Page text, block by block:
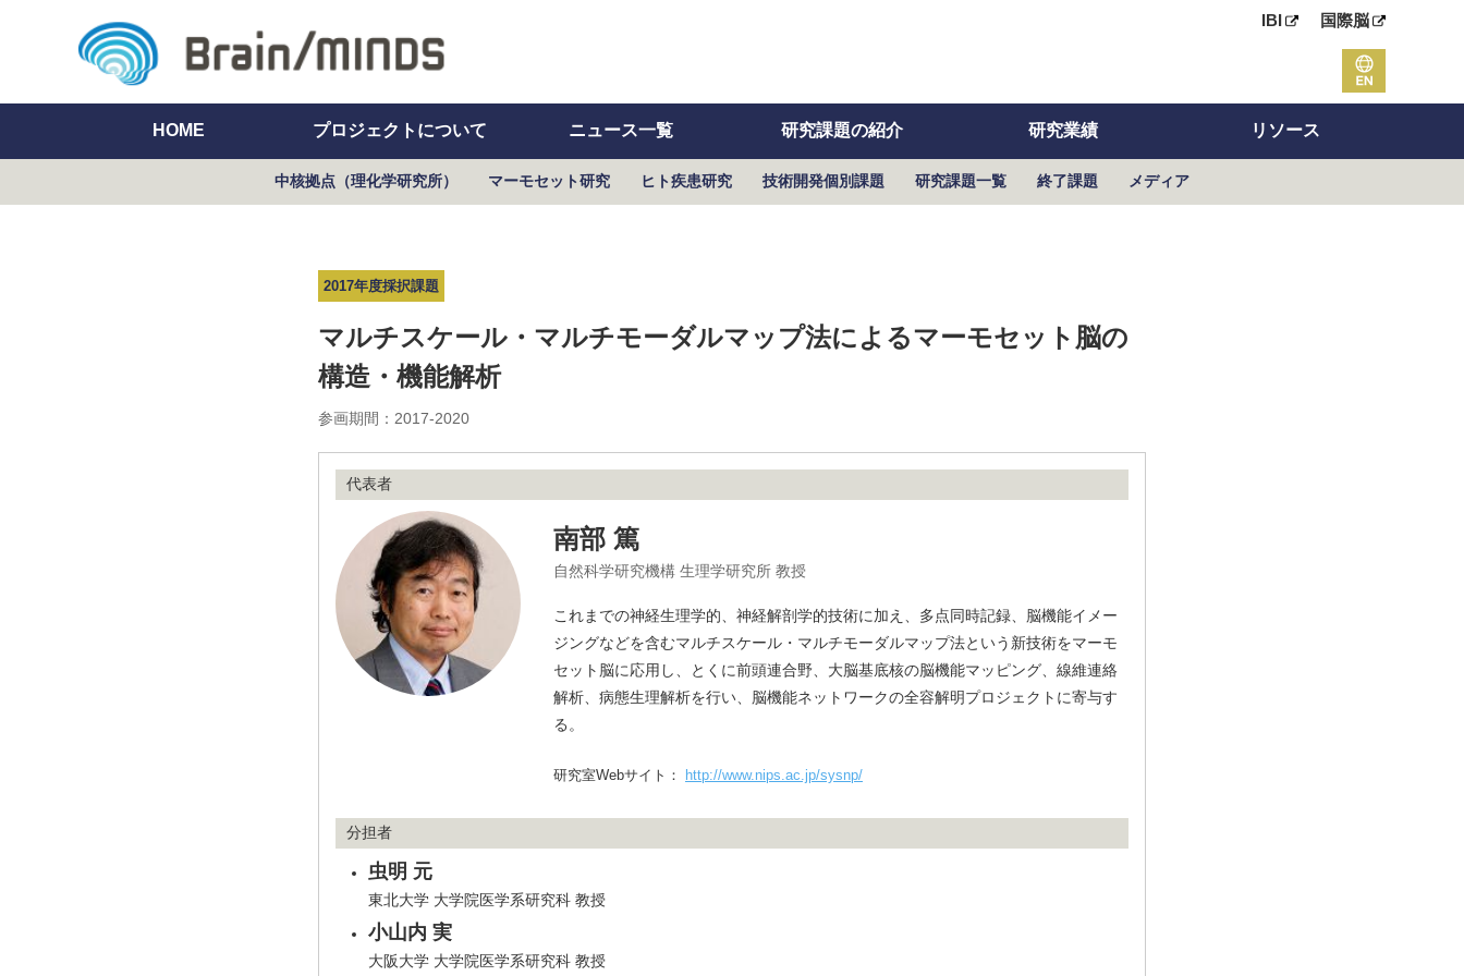
国際脳
IBI
HOME プロジェクトについて ニュース一覧 研究課題の紹介 研究業績 リソース
中核拠点（理化学研究所） マーモセット研究 ヒト疾患研究 技術開発個別課題 研究課題一覧 終了課題 メディア
2017年度採択課題
マルチスケール・マルチモーダルマップ法によるマーモセット脳の
構造・機能解析
参画期間：2017-2020
代表者
南部 篤
自然科学研究機構 生理学研究所 教授
これまでの神経生理学的、神経解剖学的技術に加え、多点同時記録、脳機能イメー
ジングなどを含むマルチスケール・マルチモーダルマップ法という新技術をマーモ
セット脳に応用し、とくに前頭連合野、大脳基底核の脳機能マッピング、線維連絡
解析、病態生理解析を行い、脳機能ネットワークの全容解明プロジェクトに寄与す
る。
研究室Webサイト： http://www.nips.ac.jp/sysnp/
分担者
虫明 元
東北大学 大学院医学系研究科 教授
小山内 実
大阪大学 大学院医学系研究科 教授